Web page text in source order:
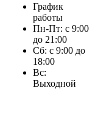
График
работы
Пн-Пт: с 9:00
до 21:00
Сб: с 9:00 до
18:00
Вс:
Выходной